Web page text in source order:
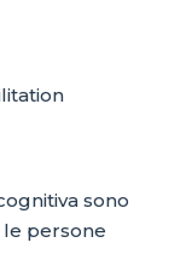
sono
persone